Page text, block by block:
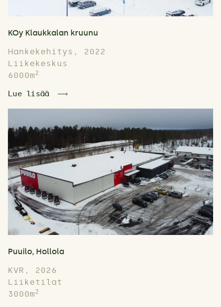
KOy Klaukkalan kruunu
Hankekehitys, 2022
Liikekeskus
6000m2
Lue lisää
Puuilo, Hollola
KVR, 2026
Liiketilat
3000m2